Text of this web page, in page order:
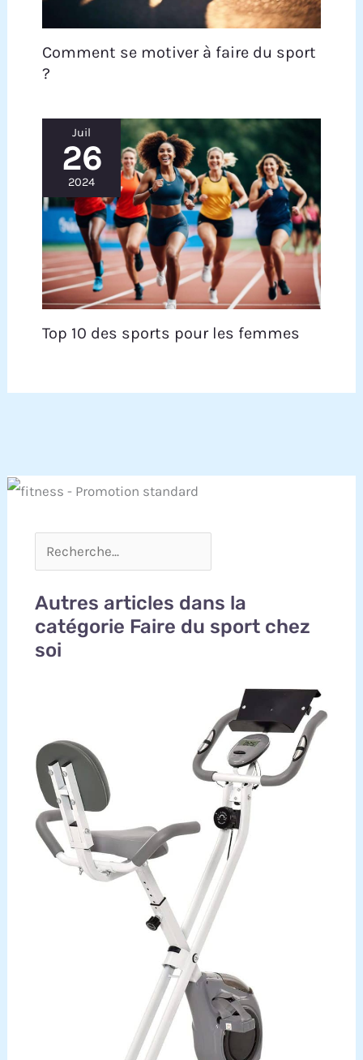
Comment se motiver à faire du sport
?
Juil
26
2024
Top 10 des sports pour les femmes
Autres articles dans la
catégorie Faire du sport chez
soi